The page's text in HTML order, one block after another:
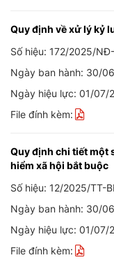
Quy định về xử lý kỷ
Số hiệu: 172/2025/
Ngày ban hành: 30/
Ngày hiệu lực: 01/07/
File đính kèm:
Quy định chi tiết một
hiểm xã hội bắt buộc
Số hiệu: 12/2025/TT-
Ngày ban hành: 30/
Ngày hiệu lực: 01/07/
File đính kèm: